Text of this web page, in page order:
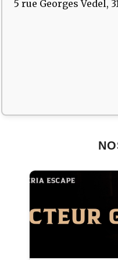
5 rue Georges Vedel,